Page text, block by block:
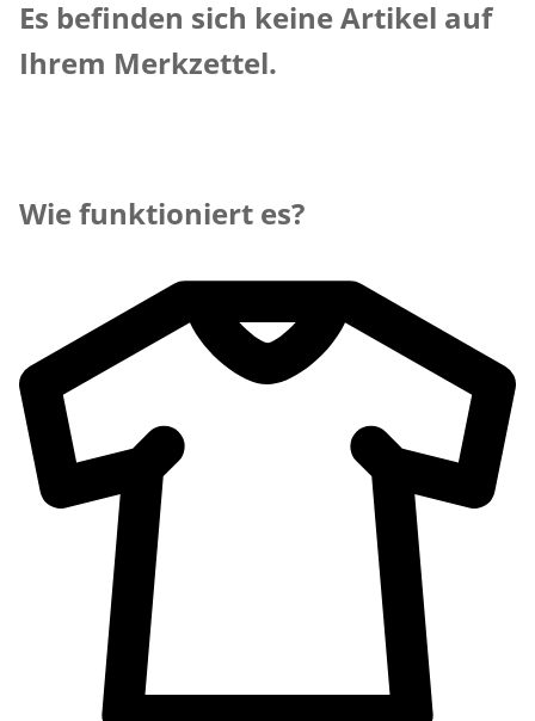
Es befinden sich keine Artikel auf
Ihrem Merkzettel.
Wie funktioniert es?